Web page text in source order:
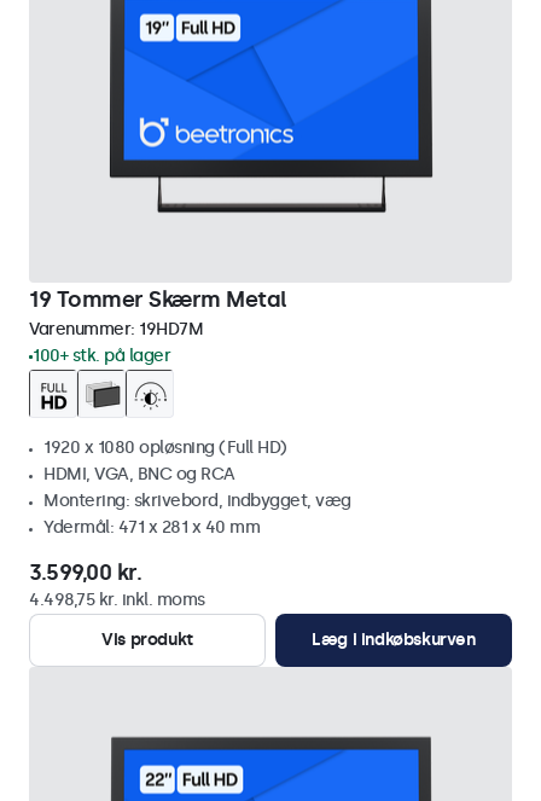
19 Tommer Skærm Metal
Varenummer: 19HD7M
100+ stk. på lager
1920 x 1080 opløsning (Full HD)
HDMI, VGA, BNC og RCA
Montering: skrivebord, indbygget, væg
Ydermål: 471 x 281 x 40 mm
3.599,00 kr.
4.498,75 kr. inkl. moms
Vis produkt
Læg i indkøbskurven